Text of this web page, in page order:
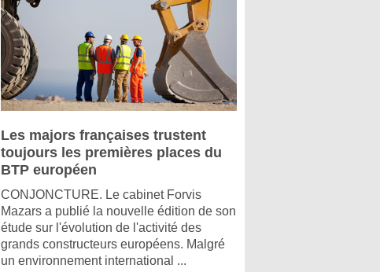
Les majors françaises trustent
toujours les premières places du
BTP européen
CONJONCTURE. Le cabinet Forvis
Mazars a publié la nouvelle édition de son
étude sur l'évolution de l'activité des
grands constructeurs européens. Malgré
un environnement international ...